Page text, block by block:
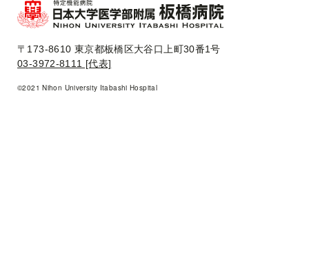
〒173-8610 東京都板橋区大谷口上町30番1号
03-3972-8111 [代表]
©2021 Nihon University Itabashi Hospital